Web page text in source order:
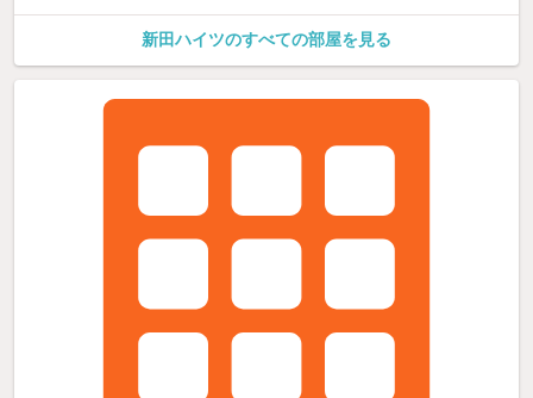
新田ハイツのすべての部屋を見る